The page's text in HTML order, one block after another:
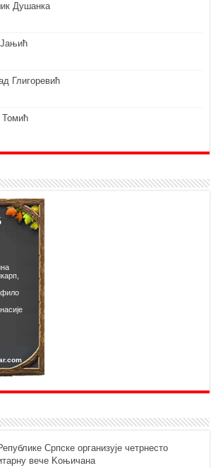
Душанка
Глигоревић
Српске организује четрнесто
вече Kоњичана